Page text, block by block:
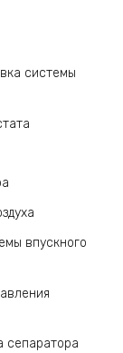
системы
впускного
сепаратора